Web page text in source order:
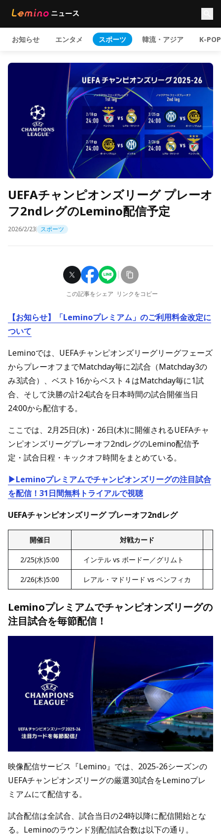
お知らせ エンタメ スポーツ 韓流・アジア K-POP
UEFAチャンピオンズリーグ プレーオ
フ2ndレグのLemino配信予定
2026/2/23 スポーツ
この記事をシェア リンクをコピー
【お知らせ】「Leminoプレミアム」のご利用料金改定に
ついて
Leminoでは、UEFAチャンピオンズリーグリーグフェーズ
からプレーオフまでMatchday毎に2試合（Matchday3の
み3試合）、ベスト16からベスト４はMatchday毎に1試
合、そして決勝の計24試合を日本時間の試合開催当日
24:00から配信する。
ここでは、2月25日(水)・26日(木)に開催されるUEFAチャ
ンピオンズリーグプレーオフ2ndレグのLemino配信予
定・試合日程・キックオフ時間をまとめている。
▶Leminoプレミアムでチャンピオンズリーグの注目試合
を配信！31日間無料トライアルで視聴
UEFAチャンピオンズリーグ プレーオフ2ndレグ
開催日 対戦カード
2/25(水)5:00 インテル vs ボードー／グリムト
2/26(木)5:00 レアル・マドリード vs ベンフィカ
Leminoプレミアムでチャンピオンズリーグの
注目試合を毎節配信！
映像配信サービス『Lemino』では、2025-26シーズンの
UEFAチャンピオンズリーグの厳選30試合をLeminoプレ
ミアムにて配信する。
試合配信は全試合、試合当日の24時以降に配信開始とな
る。Leminoのラウンド別配信試合数は以下の通り。